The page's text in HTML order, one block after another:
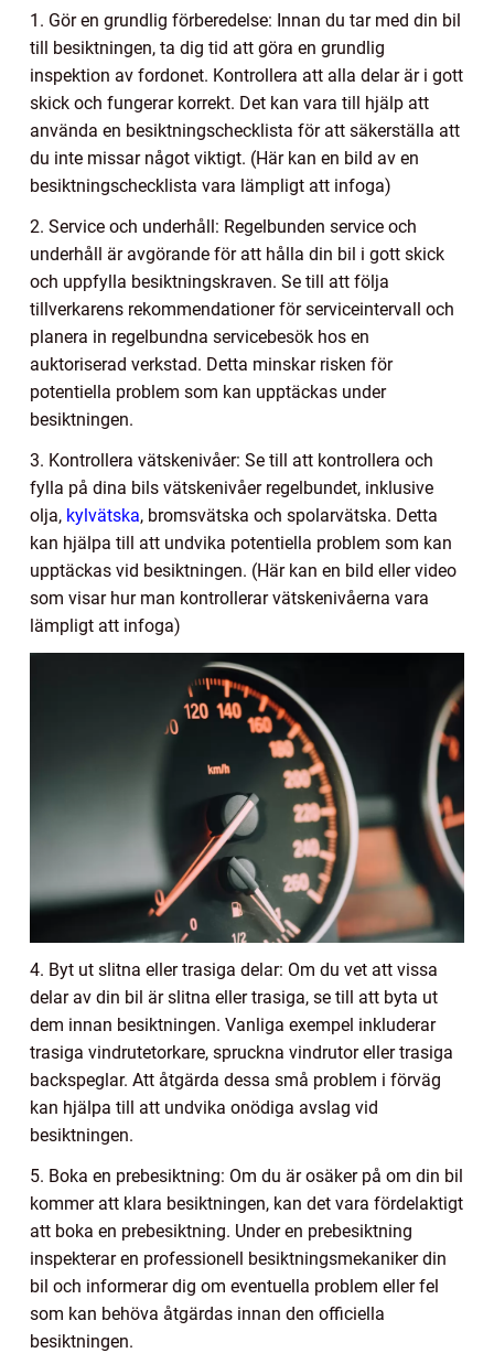
1. Gör en grundlig förberedelse: Innan du tar med din bil
till besiktningen, ta dig tid att göra en grundlig
inspektion av fordonet. Kontrollera att alla delar är i gott
skick och fungerar korrekt. Det kan vara till hjälp att
använda en besiktningschecklista för att säkerställa att
du inte missar något viktigt. (Här kan en bild av en
besiktningschecklista vara lämpligt att infoga)
2. Service och underhåll: Regelbunden service och
underhåll är avgörande för att hålla din bil i gott skick
och uppfylla besiktningskraven. Se till att följa
tillverkarens rekommendationer för serviceintervall och
planera in regelbundna servicebesök hos en
auktoriserad verkstad. Detta minskar risken för
potentiella problem som kan upptäckas under
besiktningen.
3. Kontrollera vätskenivåer: Se till att kontrollera och
fylla på dina bils vätskenivåer regelbundet, inklusive
olja, kylvätska, bromsvätska och spolarvätska. Detta
kan hjälpa till att undvika potentiella problem som kan
upptäckas vid besiktningen. (Här kan en bild eller video
som visar hur man kontrollerar vätskenivåerna vara
lämpligt att infoga)
4. Byt ut slitna eller trasiga delar: Om du vet att vissa
delar av din bil är slitna eller trasiga, se till att byta ut
dem innan besiktningen. Vanliga exempel inkluderar
trasiga vindrutetorkare, spruckna vindrutor eller trasiga
backspeglar. Att åtgärda dessa små problem i förväg
kan hjälpa till att undvika onödiga avslag vid
besiktningen.
5. Boka en prebesiktning: Om du är osäker på om din bil
kommer att klara besiktningen, kan det vara fördelaktigt
att boka en prebesiktning. Under en prebesiktning
inspekterar en professionell besiktningsmekaniker din
bil och informerar dig om eventuella problem eller fel
som kan behöva åtgärdas innan den officiella
besiktningen.